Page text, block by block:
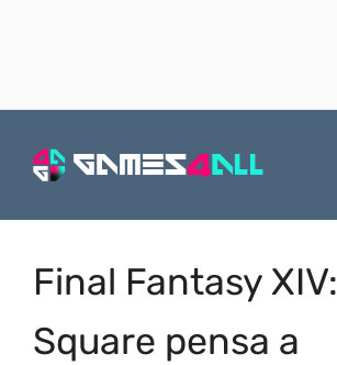
Final Fantasy XIV:
Square pensa a